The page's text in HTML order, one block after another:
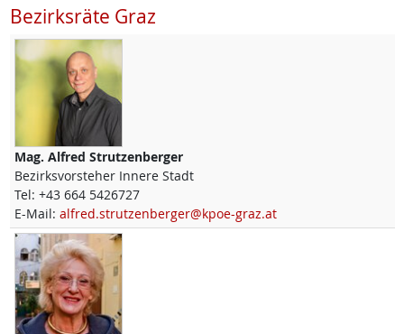
Bezirksräte Graz
Mag. Alfred Strutzenberger
Bezirksvorsteher Innere Stadt
Tel: +43 664 5426727
E-Mail: alfred.strutzenberger@kpoe-graz.at